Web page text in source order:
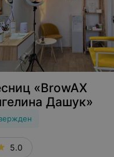
«BrowAX
Дашук»
5.0